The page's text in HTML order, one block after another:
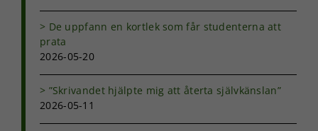
De uppfann en kortlek som får studenterna att
prata
2026-05-20
”Skrivandet hjälpte mig att återta självkänslan”
2026-05-11
hemsida ska
prestera så
Om du nekar
de här